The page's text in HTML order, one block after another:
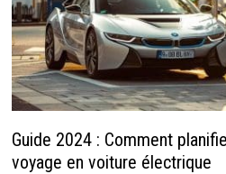
Guide 2024 : Comment
voyage en voiture électrique